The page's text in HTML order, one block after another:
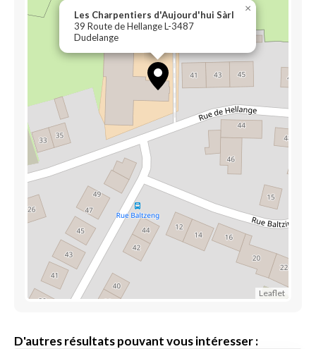
Les Charpentiers d'Aujourd'hui Sàrl
39 Route de Hellange L-3487
Dudelange
×
Leaflet
D'autres résultats pouvant vous intéresser :